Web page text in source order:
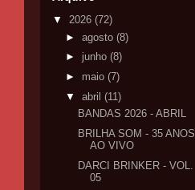
▼ 2026 (72)
► agosto (8)
► junho (8)
► maio (7)
▼ abril (11)
BANDAS 2026 - ABRIL
BRILHA SOM - 35 ANOS
AO VIVO
DARCI BRINKER - VOL.
05